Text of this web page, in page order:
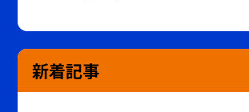
新着記事